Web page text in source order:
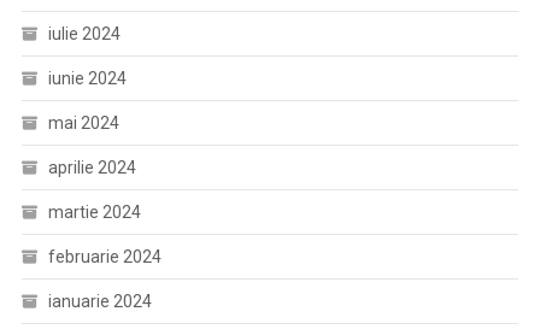
iulie 2024
iunie 2024
mai 2024
aprilie 2024
martie 2024
februarie 2024
ianuarie 2024